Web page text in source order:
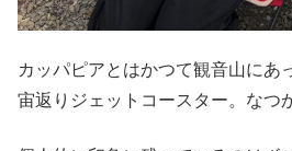
カッパピアとはかつて観音山にあ
宙返りジェットコースター。なつ